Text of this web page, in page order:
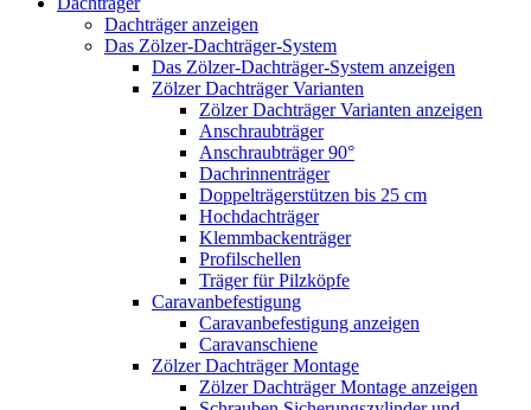
Dachträger anzeigen
Das Zölzer-Dachträger-System
Das Zölzer-Dachträger-System anzeigen
Zölzer Dachträger Varianten
Zölzer Dachträger Varianten anzeigen
Anschraubträger
Anschraubträger 90°
Dachrinnenträger
Doppelträgerstützen bis 25 cm
Hochdachträger
Klemmbackenträger
Profilschellen
Träger für Pilzköpfe
Caravanbefestigung
Caravanbefestigung anzeigen
Caravanschiene
Zölzer Dachträger Montage
Zölzer Dachträger Montage anzeigen